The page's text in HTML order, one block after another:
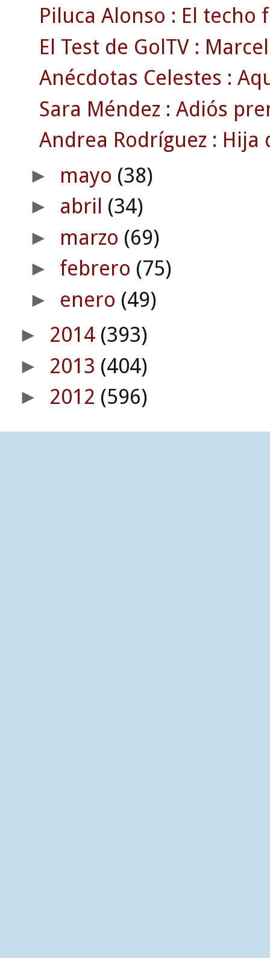
Piluca Alonso : El
El Test de GolTV :
Anécdotas Celestes :
Sara Méndez : Adiós
Andrea Rodríguez : Hija
► mayo (38)
► abril (34)
► marzo (69)
► febrero (75)
► enero (49)
► 2014 (393)
► 2013 (404)
► 2012 (596)